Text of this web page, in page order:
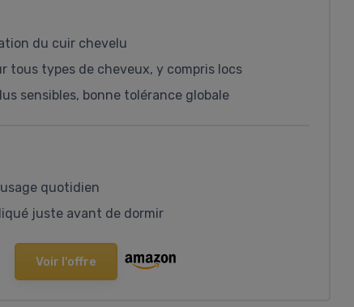
du cuir chevelu
tous types de cheveux, y compris locs
sensibles, bonne tolérance globale
quotidien
juste avant de dormir
Voir l'offre